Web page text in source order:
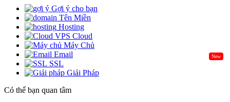
Gợi ý cho bạn
Tên Miền
Hosting
Cloud
Máy Chủ
New
Email
SSL
Giải Pháp
Có thể bạn quan tâm